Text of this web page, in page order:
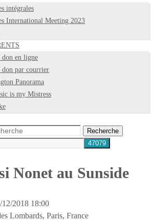
intégrales
International Meeting 2023
don en ligne
don par courrier
Panorama
is my Mistress
Recherche
Nonet au Sunside
2018 18:00
Lombards, Paris, France